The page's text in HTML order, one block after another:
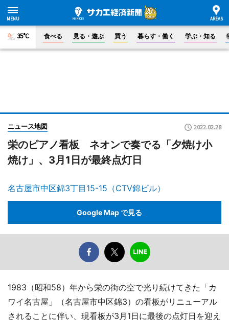
35°C 食べる 見る・遊ぶ 買う 暮らす・働く 学ぶ・知る
ニュース地図 2022.02.28
栄のピアノ看板 ネオンで奏でる「夕焼け小
焼け」、3月1日が最終点灯日
名古屋市中区錦3丁目15-15（CTV錦ビル）
Google Map で見る
1983（昭和58）年から栄の街の空で光り続けてきた「カ
ワイ名古屋」（名古屋市中区錦3）の看板がリニューアル
されることに伴い、現看板が3月1日に最後の点灯日を迎え